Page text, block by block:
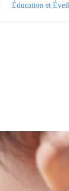
Éducation et Éveil